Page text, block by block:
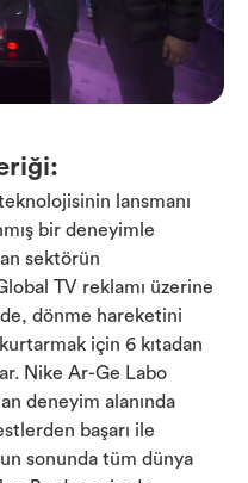
lansmanı
bir deneyimle
sektörün
TV reklamı üzerine
dönme hareketini
için 6 kıtadan
Nike Ar-Ge Labo
deneyim alanında
başarı ile
sonunda tüm dünya